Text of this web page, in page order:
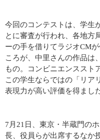
今回のコンテストは、学生
とに審査が行われ、各地方
ーの手を借りてラジオCM
ころが、中里さんの作品は
もの。コンビニエンススト
この学生ならではの「リア
表現力が高い評価を得まし
7月21日、東京・半蔵門の
長、役員らが出席するなか